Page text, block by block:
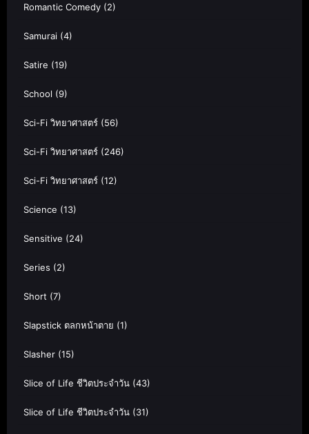
Romantic Comedy (2)
Samurai (4)
Satire (19)
School (9)
Sci-Fi วิทยาศาสตร์ (56)
Sci-Fi วิทยาศาสตร์ (246)
Sci-Fi วิทยาศาสตร์ (12)
Science (13)
Sensitive (24)
Series (2)
Short (7)
Slapstick ตลกหน้าตาย (1)
Slasher (15)
Slice of Life ชีวิตประจำวัน (43)
Slice of Life ชีวิตประจำวัน (31)